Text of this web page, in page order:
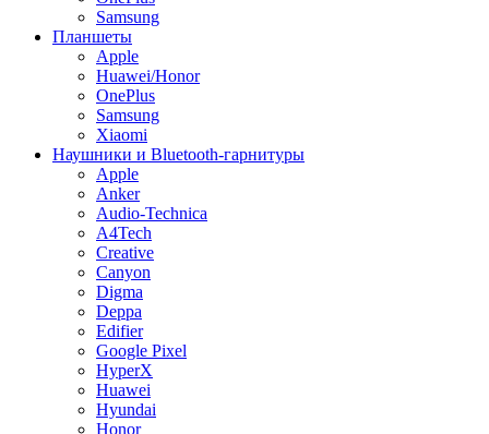
Samsung
Планшеты
Apple
Huawei/Honor
OnePlus
Samsung
Xiaomi
Наушники и Bluetooth-гарнитуры
Apple
Anker
Audio-Technica
A4Tech
Creative
Canyon
Digma
Deppa
Edifier
Google Pixel
HyperX
Huawei
Hyundai
Honor